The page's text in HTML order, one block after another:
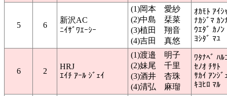
5 6
新沢AC
ﾆｲｻﾞﾜｴｰｼｰ
(1)岡本 愛紗
(2)中島 栞菜
(3)植田 翔音
(4)吉田 真悠
ｵｶﾓﾄ ｱｲｼ
ﾅｶｼﾞﾏ ｶﾝ
ｳｴﾀﾞ ｶﾉﾝ
ﾖｼﾀﾞ ﾏﾕ
6 2
HRJ
ｴｲﾁ ｱｰﾙ ｼﾞｪｲ
(1)渡邉 明子
(2)妹尾 千里
(3)酒井 杏珠
(4)清弘 麻瑠
ﾜﾀﾅﾍﾞ ﾊﾙ
ｾﾉｵ ﾁｻﾄ
ｻｶｲ ｱﾝｼﾞ
ｷﾖﾋﾛ ﾏﾙ